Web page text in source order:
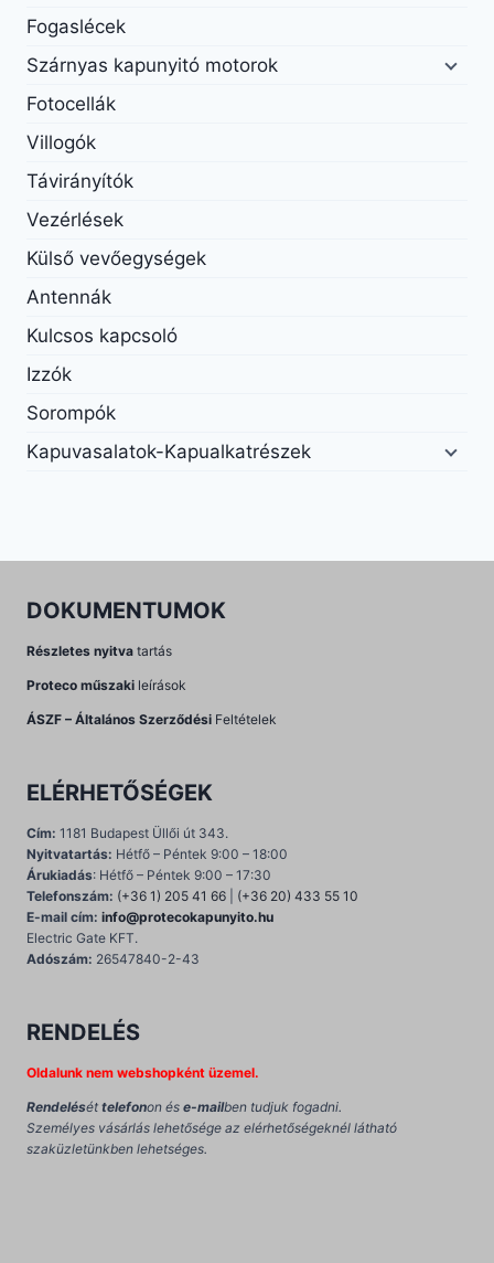
Fogaslécek
Szárnyas kapunyitó motorok
Fotocellák
Villogók
Távirányítók
Vezérlések
Külső vevőegységek
Antennák
Kulcsos kapcsoló
Izzók
Sorompók
Kapuvasalatok-Kapualkatrészek
DOKUMENTUMOK
Részletes nyitva tartás
Proteco műszaki leírások
ÁSZF – Általános Szerződési Feltételek
ELÉRHETŐSÉGEK
Cím: 1181 Budapest Üllői út 343.
Nyitvatartás: Hétfő – Péntek 9:00 – 18:00
Árukiadás: Hétfő – Péntek 9:00 – 17:30
Telefonszám: (+36 1) 205 41 66
(+36 20) 433 55 10
E-mail cím: info@protecokapunyito.hu
Electric Gate KFT.
Adószám: 26547840-2-43
RENDELÉS
Oldalunk nem webshopként üzemel.
Rendelését telefonon és e-mailben tudjuk fogadni.
Személyes vásárlás lehetősége az elérhetőségeknél látható
szaküzletünkben lehetséges.